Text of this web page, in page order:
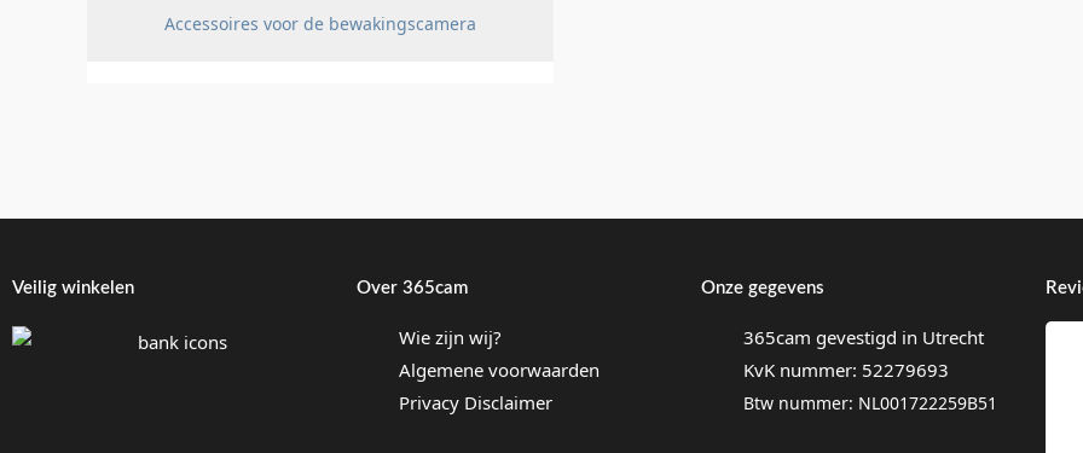
Accessoires voor de bewakingscamera
Veilig winkelen Over 365cam
Wie zijn wij?
Algemene voorwaarden
Privacy Disclaimer
Onze gegevens
365cam gevestigd in Utrecht
KvK nummer: 52279693
Btw nummer: NL001722259B51